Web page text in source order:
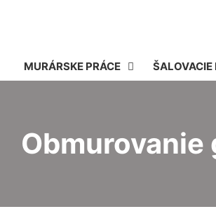
MURÁRSKE PRÁCE ŠALOVACIE